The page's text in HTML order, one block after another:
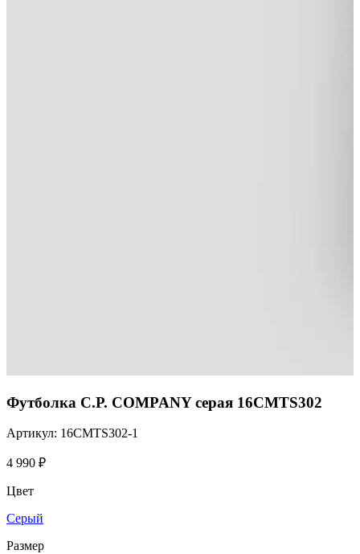
Футболка C.P. COMPANY серая 16CMTS302
Артикул: 16CMTS302-1
4 990 ₽
Цвет
Серый
Размер